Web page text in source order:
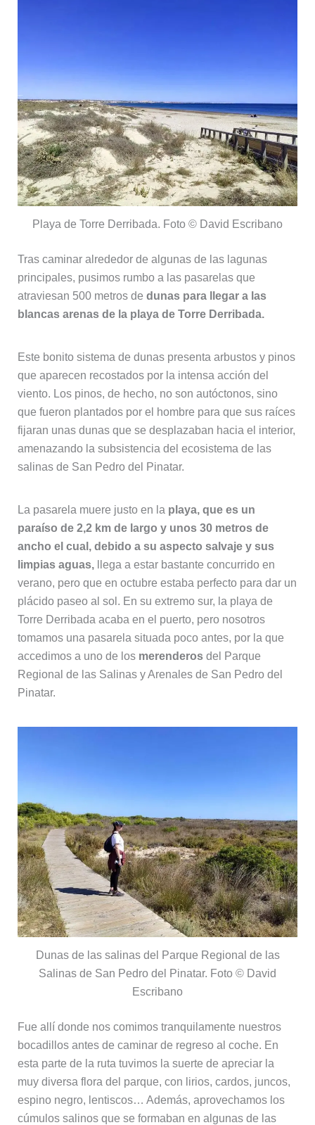
Playa de Torre Derribada. Foto © David Escribano
Tras caminar alrededor de algunas de las lagunas
principales, pusimos rumbo a las pasarelas que
atraviesan 500 metros de dunas para llegar a las
blancas arenas de la playa de Torre Derribada.
Este bonito sistema de dunas presenta arbustos y pinos
que aparecen recostados por la intensa acción del
viento. Los pinos, de hecho, no son autóctonos, sino
que fueron plantados por el hombre para que sus raíces
fijaran unas dunas que se desplazaban hacia el interior,
amenazando la subsistencia del ecosistema de las
salinas de San Pedro del Pinatar.
La pasarela muere justo en la playa, que es un
paraíso de 2,2 km de largo y unos 30 metros de
ancho el cual, debido a su aspecto salvaje y sus
limpias aguas,llega a estar bastante concurrido en
verano, pero que en octubre estaba perfecto para dar un
plácido paseo al sol. En su extremo sur, la playa de
Torre Derribada acaba en el puerto, pero nosotros
tomamos una pasarela situada poco antes, por la que
accedimos a uno de los merenderosdel Parque
Regional de las Salinas y Arenales de San Pedro del
Pinatar.
Dunas de las salinas del Parque Regional de las
Salinas de San Pedro del Pinatar. Foto © David
Escribano
Fue allí donde nos comimos tranquilamente nuestros
bocadillos antes de caminar de regreso al coche. En
esta parte de la ruta tuvimos la suerte de apreciar la
muy diversa flora del parque, con lirios, cardos, juncos,
espino negro, lentiscos… Además, aprovechamos los
cúmulos salinos que se formaban en algunas de las